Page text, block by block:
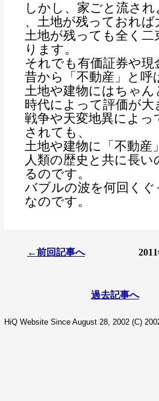
しかし、家ごと流さ
、土地が残っておれ
土地が残っても全く
ります。
それでも有価証券や現
昔から「不動産」と
土地や建物にはちゃ
時代によって評価が
戦争や天変地異によ
されても、
土地や建物に「不動
人類の歴史と共に長
るのです。
バブルの波を何回く
なのです。
←前回記事へ
過去記事へ
HiQ Website Since August 28, 2002 (C)